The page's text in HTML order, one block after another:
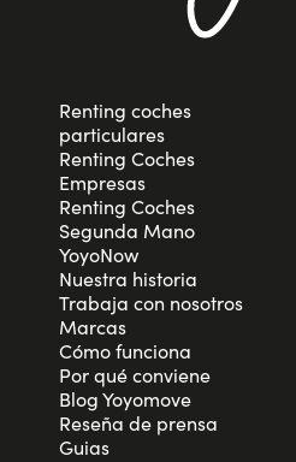
Renting coches
particulares
Renting Coches
Empresas
Renting Coches
Segunda Mano
YoyoNow
Nuestra historia
Trabaja con nosotros
Marcas
Cómo funciona
Por qué conviene
Blog Yoyomove
Reseña de prensa
Guias